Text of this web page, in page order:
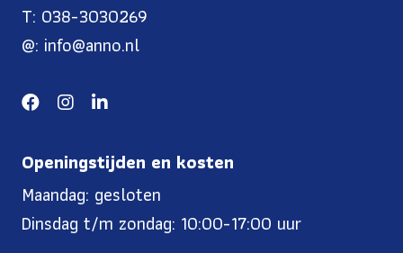
T: 038-3030269
@: info@anno.nl
Openingstijden en kosten
Maandag: gesloten
Dinsdag t/m zondag: 10:00-17:00 uur